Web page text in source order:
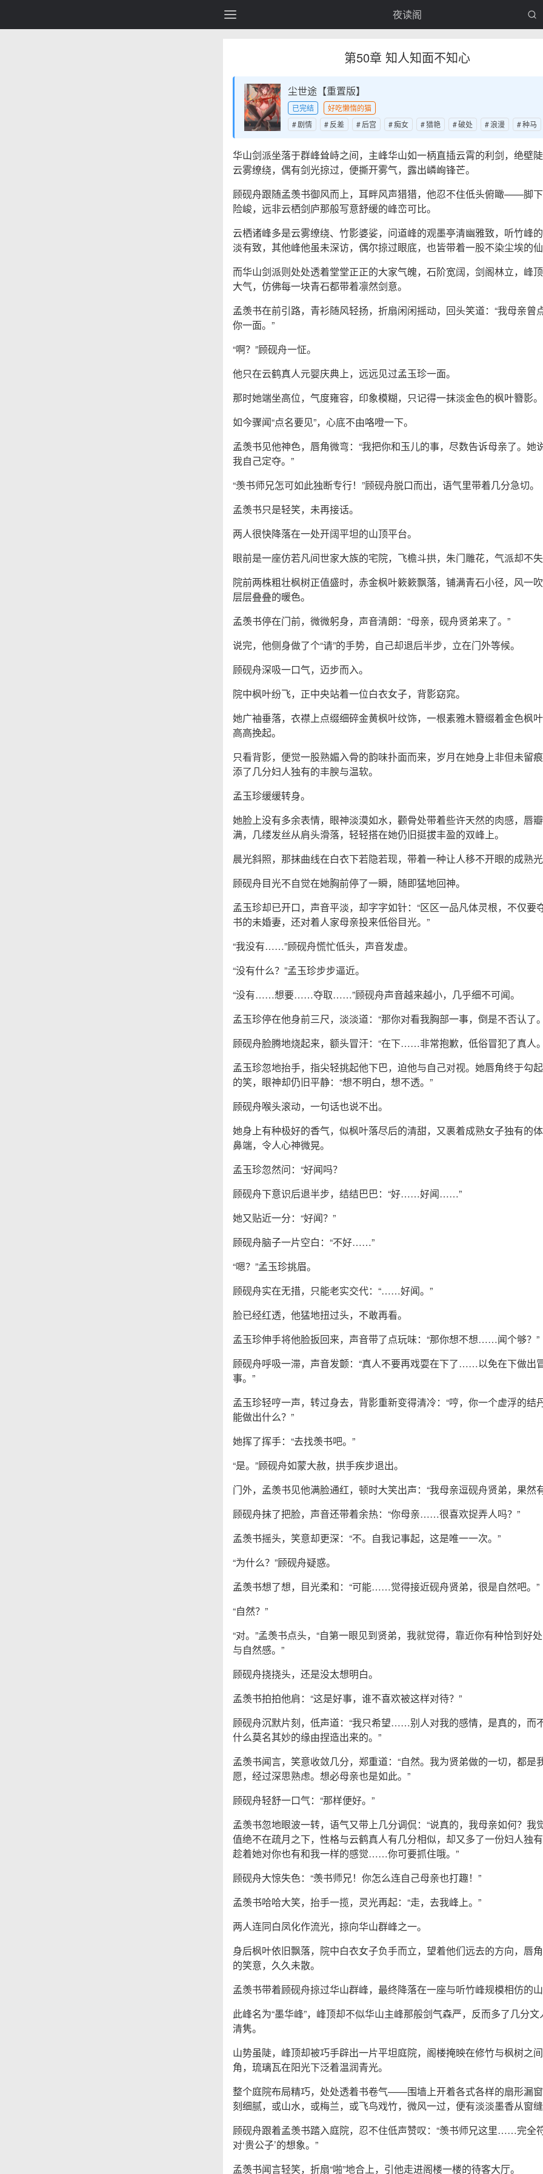
夜读阁
第50章 知人知面不知心
尘世途【重置版】
已完结
好吃懒惰的猫
剧情
反差 后宫 痴女 猎艳 破处 浪漫 种马
华山剑派坐落于群峰耸峙之间，主峰华山如一柄直插云霄的利剑，绝壁
云雾缭绕，偶有剑光掠过，便撕开雾气，露出嶙峋锋芒。
顾砚舟跟随孟羡书御风而上，耳畔风声猎猎，他忍不住低头俯瞰——脚
险峻，远非云栖剑庐那般写意舒缓的峰峦可比。
云栖诸峰多是云雾缭绕、竹影婆娑，问道峰的观墨亭清幽雅致，听竹峰
淡有致，其他峰他虽未深访，偶尔掠过眼底，也皆带着一股不染尘埃的
而华山剑派则处处透着堂堂正正的大家气魄，石阶宽阔，剑阁林立，峰
大气，仿佛每一块青石都带着凛然剑意。
孟羡书在前引路，青衫随风轻扬，折扇闲闲摇动，回头笑道：“我母亲曾
你一面。”
“啊？”顾砚舟一怔。
他只在云鹤真人元婴庆典上，远远见过孟玉珍一面。
那时她端坐高位，气度雍容，印象模糊，只记得一抹淡金色的枫叶簪影。
如今骤闻“点名要见”，心底不由咯噔一下。
孟羡书见他神色，唇角微弯：“我把你和玉儿的事，尽数告诉母亲了。
我自己定夺。”
“羡书师兄怎可如此独断专行！”顾砚舟脱口而出，语气里带着几分急切。
孟羡书只是轻笑，未再接话。
两人很快降落在一处开阔平坦的山顶平台。
眼前是一座仿若凡间世家大族的宅院，飞檐斗拱，朱门雕花，气派却不
院前两株粗壮枫树正值盛时，赤金枫叶簌簌飘落，铺满青石小径，风一
层层叠叠的暖色。
孟羡书停在门前，微微躬身，声音清朗：“母亲，砚舟贤弟来了。”
说完，他侧身做了个“请”的手势，自己却退后半步，立在门外等候。
顾砚舟深吸一口气，迈步而入。
院中枫叶纷飞，正中央站着一位白衣女子，背影窈窕。
她广袖垂落，衣襟上点缀细碎金黄枫叶纹饰，一根素雅木簪缀着金色枫
高高挽起。
只看背影，便觉一股熟媚入骨的韵味扑面而来，岁月在她身上非但未留
添了几分妇人独有的丰腴与温软。
孟玉珍缓缓转身。
她脸上没有多余表情，眼神淡漠如水，颧骨处带着些许天然的肉感，唇
满，几缕发丝从肩头滑落，轻轻搭在她仍旧挺拔丰盈的双峰上。
晨光斜照，那抹曲线在白衣下若隐若现，带着一种让人移不开眼的成熟
顾砚舟目光不自觉在她胸前停了一瞬，随即猛地回神。
孟玉珍却已开口，声音平淡，却字字如针：“区区一品凡体灵根，不仅要
书的未婚妻，还对着人家母亲投来低俗目光。”
“我没有……”顾砚舟慌忙低头，声音发虚。
“没有什么？”孟玉珍步步逼近。
“没有……想要……夺取……”顾砚舟声音越来越小，几乎细不可闻。
孟玉珍停在他身前三尺，淡淡道：“那你对看我胸部一事，倒是不否认了
顾砚舟脸腾地烧起来，额头冒汗：“在下……非常抱歉，低俗冒犯了真人
孟玉珍忽地抬手，指尖轻挑起他下巴，迫他与自己对视。她唇角终于勾
的笑，眼神却仍旧平静：“想不明白，想不透。”
顾砚舟喉头滚动，一句话也说不出。
她身上有种极好的香气，似枫叶落尽后的清甜，又裹着成熟女子独有的
鼻端，令人心神微晃。
孟玉珍忽然问：“好闻吗？
顾砚舟下意识后退半步，结结巴巴：“好……好闻……”
她又贴近一分：“好闻？”
顾砚舟脑子一片空白：“不好……”
“嗯？”孟玉珍挑眉。
顾砚舟实在无措，只能老实交代：“……好闻。”
脸已经红透，他猛地扭过头，不敢再看。
孟玉珍伸手将他脸扳回来，声音带了点玩味：“那你想不想……闻个够？”
顾砚舟呼吸一滞，声音发颤：“真人不要再戏耍在下了……以免在下做出
事。”
孟玉珍轻哼一声，转过身去，背影重新变得清冷：“哼，你一个虚浮的结
能做出什么？”
她挥了挥手：“去找羡书吧。”
“是。”顾砚舟如蒙大赦，拱手疾步退出。
门外，孟羡书见他满脸通红，顿时大笑出声：“我母亲逗砚舟贤弟，果然
顾砚舟抹了把脸，声音还带着余热：“你母亲……很喜欢捉弄人吗？”
孟羡书摇头，笑意却更深：“不。自我记事起，这是唯一一次。”
“为什么？”顾砚舟疑惑。
孟羡书想了想，目光柔和：“可能……觉得接近砚舟贤弟，很是自然吧。”
“自然？”
“对。”孟羡书点头，“自第一眼见到贤弟，我就觉得，靠近你有种恰到好
与自然感。”
顾砚舟挠挠头，还是没太想明白。
孟羡书拍拍他肩：“这是好事，谁不喜欢被这样对待？”
顾砚舟沉默片刻，低声道：“我只希望……别人对我的感情，是真的，而
什么莫名其妙的缘由捏造出来的。”
孟羡书闻言，笑意收敛几分，郑重道：“自然。我为贤弟做的一切，都是
愿，经过深思熟虑。想必母亲也是如此。”
顾砚舟轻舒一口气：“那样便好。”
孟羡书忽地眼波一转，语气又带上几分调侃：“说真的，我母亲如何？我
值绝不在疏月之下，性格与云鹤真人有几分相似，却又多了一份妇人独
趁着她对你也有和我一样的感觉……你可要抓住哦。”
顾砚舟大惊失色：“羡书师兄！你怎么连自己母亲也打趣！”
孟羡书哈哈大笑，抬手一揽，灵光再起：“走，去我峰上。”
两人连同白凤化作流光，掠向华山群峰之一。
身后枫叶依旧飘落，院中白衣女子负手而立，望着他们远去的方向，唇
的笑意，久久未散。
孟羡书带着顾砚舟掠过华山群峰，最终降落在一座与听竹峰规模相仿的
此峰名为“墨华峰”，峰顶却不似华山主峰那般剑气森严，反而多了几分
清隽。
山势虽陡，峰顶却被巧手辟出一片平坦庭院，阁楼掩映在修竹与枫树之
角，琉璃瓦在阳光下泛着温润青光。
整个庭院布局精巧，处处透着书卷气——围墙上开着各式各样的扇形漏
刻细腻，或山水，或梅兰，或飞鸟戏竹，微风一过，便有淡淡墨香从窗
顾砚舟跟着孟羡书踏入庭院，忍不住低声赞叹：“羡书师兄这里……完全
对‘贵公子’的想象。”
孟羡书闻言轻笑，折扇“啪”地合上，引他走进阁楼一楼的待客大厅。